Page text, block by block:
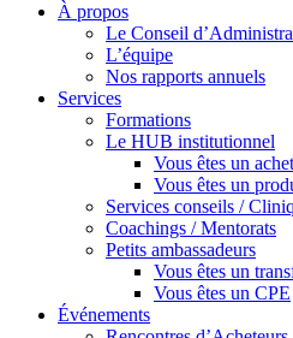
À propos
Le Conseil
L’équipe
Nos rapports annuels
Services
Formations
Le HUB institutionnel
Vous êtes un
Vous êtes un
Services conseils /
Coachings / Mentorats
Petits ambassadeurs
Vous êtes un
Vous êtes un CPE
Événements